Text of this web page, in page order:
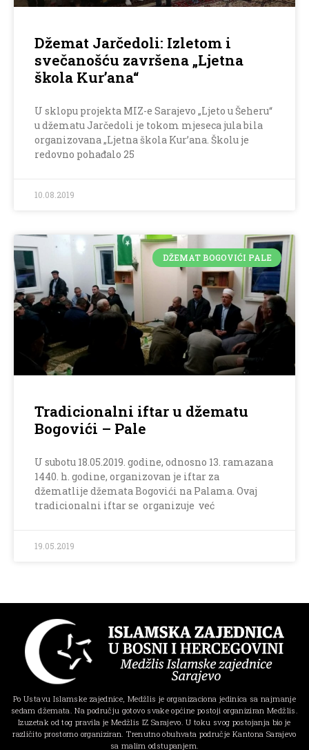
Džemat Jarčedoli: Izletom i
svečanošću završena „Ljetna
škola Kur’ana“
U sklopu projekta MIZ-e Sarajevo „Ljeto u Šeheru“
u džematu Jarčedoli je tokom mjeseca jula bila
organizovana „Ljetna škola Kur’ana. Školu je
redovno pohađalo 25
10.08.2019
DŽEMAT BOGOVIĆI PALE
Tradicionalni iftar u džematu
Bogovići – Pale
U subotu 18.05.2019. godine, odnosno 13. ramazana
1440. h. godine, organizovan je iftar za
džematlije džemata Bogovići na Palama. Ovaj
tradicionalni iftar se organizuje već
19.05.2019
Po Ustavu Islamske zajednice, Medžlis je organizaciona jedinica sa najmanje
sedam džemata. Na području gotovo svake općine postoji organiziran Medžlis.
Izuzetak od tog pravila je Medžlis IZ Sarajevo. U toku svog postojanja bio je
različito prostorno organiziran. Trenutno obuhvata područje Kantona Sarajevo
sa malim odstupanjem.